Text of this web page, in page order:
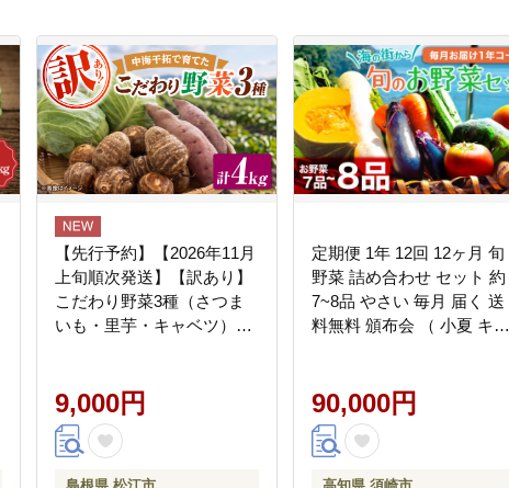
野菜セット お中元
【先行予約】【2026年11月
上旬順次発送】【訳あり】
こだわり野菜3種（さつま
いも・里芋・キャベツ）詰
会社 [ALDS030]
9,000円
定期便 1年 12回 12ヶ月 旬
野菜 詰め合わせ セット 約
7~8品 やさい 毎月 届く 送
料無料 頒布会 （ 小夏 キャ
カ ブロッコリー トマト カ
ブ タマネギ じゃがいも び
わ ほうれんそう みかん と
90,000円